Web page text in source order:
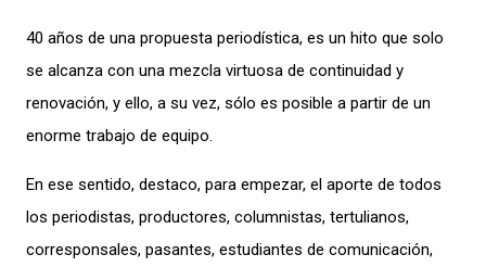
40 años de una propuesta periodística, es un hito que solo
se alcanza con una mezcla virtuosa de continuidad y
renovación, y ello, a su vez, sólo es posible a partir de un
enorme trabajo de equipo.
En ese sentido, destaco, para empezar, el aporte de todos
los periodistas, productores, columnistas, tertulianos,
corresponsales, pasantes, estudiantes de comunicación,